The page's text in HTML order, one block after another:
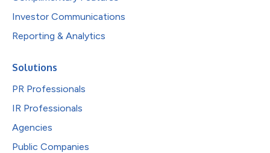
Investor Communications
Reporting & Analytics
Solutions
PR Professionals
IR Professionals
Agencies
Public Companies